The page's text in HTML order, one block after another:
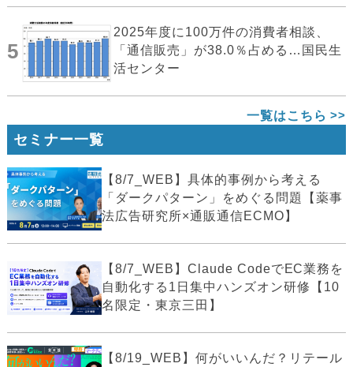
5
2025年度に100万件の消費者相談、
「通信販売」が38.0％占める…国民生
活センター
一覧はこちら
セミナー一覧
【8/7_WEB】具体的事例から考える
「ダークパターン」をめぐる問題【薬事
法広告研究所×通販通信ECMO】
【8/7_WEB】Claude CodeでEC業務を
自動化する1日集中ハンズオン研修【10
名限定・東京三田】
【8/19_WEB】何がいいんだ？リテール